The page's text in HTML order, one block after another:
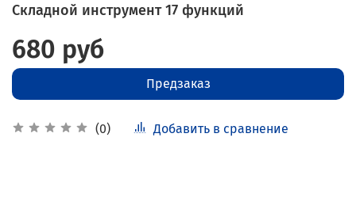
Складной инструмент 17 функций
(0) Добавить в сравнение
680 руб
Предзаказ